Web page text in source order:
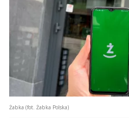
Żabka (fot. Żabka Polska)